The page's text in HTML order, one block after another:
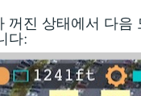
꺼진 상태에서 다
다: